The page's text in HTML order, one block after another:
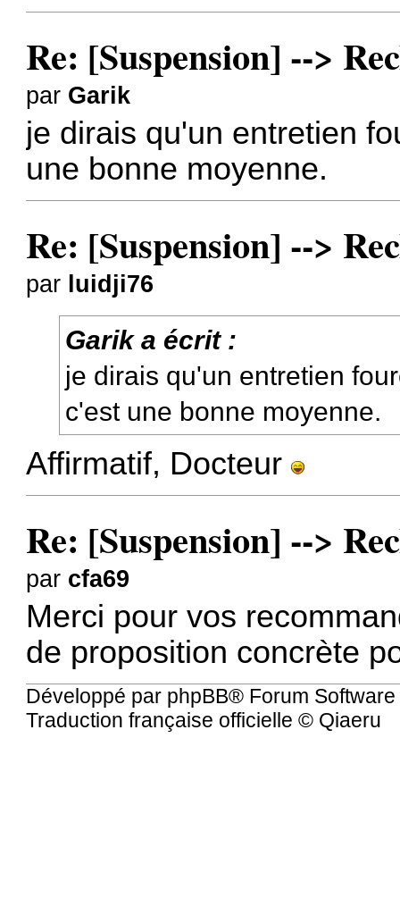
Re: [Suspension] -->
par Garik
je dirais qu'un entretien
une bonne moyenne.
Re: [Suspension] -->
par luidji76
Garik a écrit :
je dirais qu'un entretien
c'est une bonne moyenne.
Affirmatif, Docteur
Re: [Suspension] -->
par cfa69
Merci pour vos
de proposition concrète
Développé par phpBB® Forum
Traduction française officielle © Qiaeru